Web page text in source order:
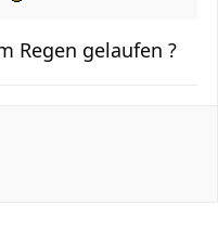
Regen gelaufen ?